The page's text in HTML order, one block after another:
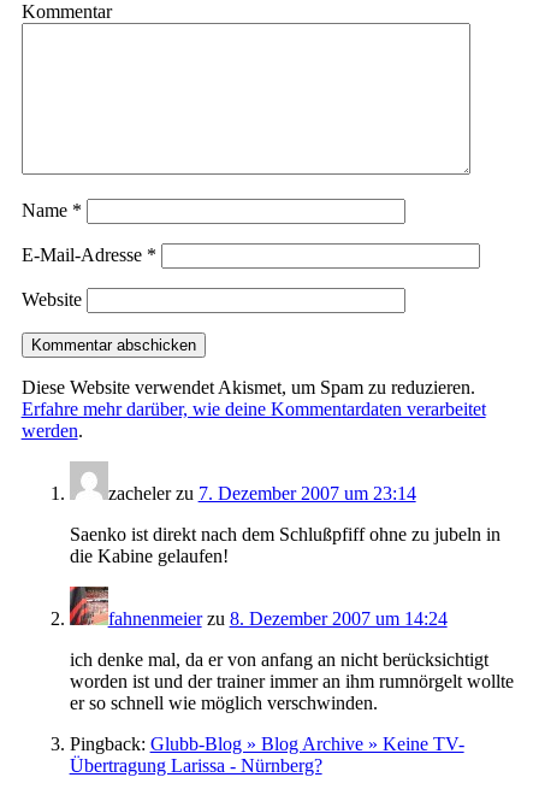
Kommentar
Name *
E-Mail-Adresse *
Website
Diese Website verwendet Akismet, um Spam zu reduzieren.
Erfahre mehr darüber, wie deine Kommentardaten verarbeitet
werden.
zachelerzu 7. Dezember 2007 um 23:14
Saenko ist direkt nach dem Schlußpfiff ohne zu jubeln in
die Kabine gelaufen!
fahnenmeierzu 8. Dezember 2007 um 14:24
ich denke mal, da er von anfang an nicht berücksichtigt
worden ist und der trainer immer an ihm rumnörgelt wollte
er so schnell wie möglich verschwinden.
Pingback: Glubb-Blog » Blog Archive » Keine TV-
Übertragung Larissa - Nürnberg?